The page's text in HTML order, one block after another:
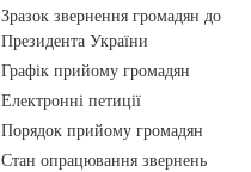
Зразок звернення громадян до
Президента України
Графік прийому громадян
Електронні петиції
Порядок прийому громадян
Стан опрацювання звернень